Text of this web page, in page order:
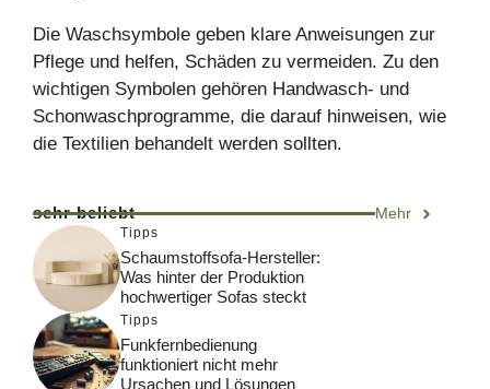
Die Waschsymbole geben klare Anweisungen zur
Pflege und helfen, Schäden zu vermeiden. Zu den
wichtigen Symbolen gehören Handwasch- und
Schonwaschprogramme, die darauf hinweisen, wie
die Textilien behandelt werden sollten.
sehr beliebt Mehr
Tipps
Schaumstoffsofa-Hersteller:
Was hinter der Produktion
hochwertiger Sofas steckt
Tipps
Funkfernbedienung
funktioniert nicht mehr
Ursachen und Lösungen